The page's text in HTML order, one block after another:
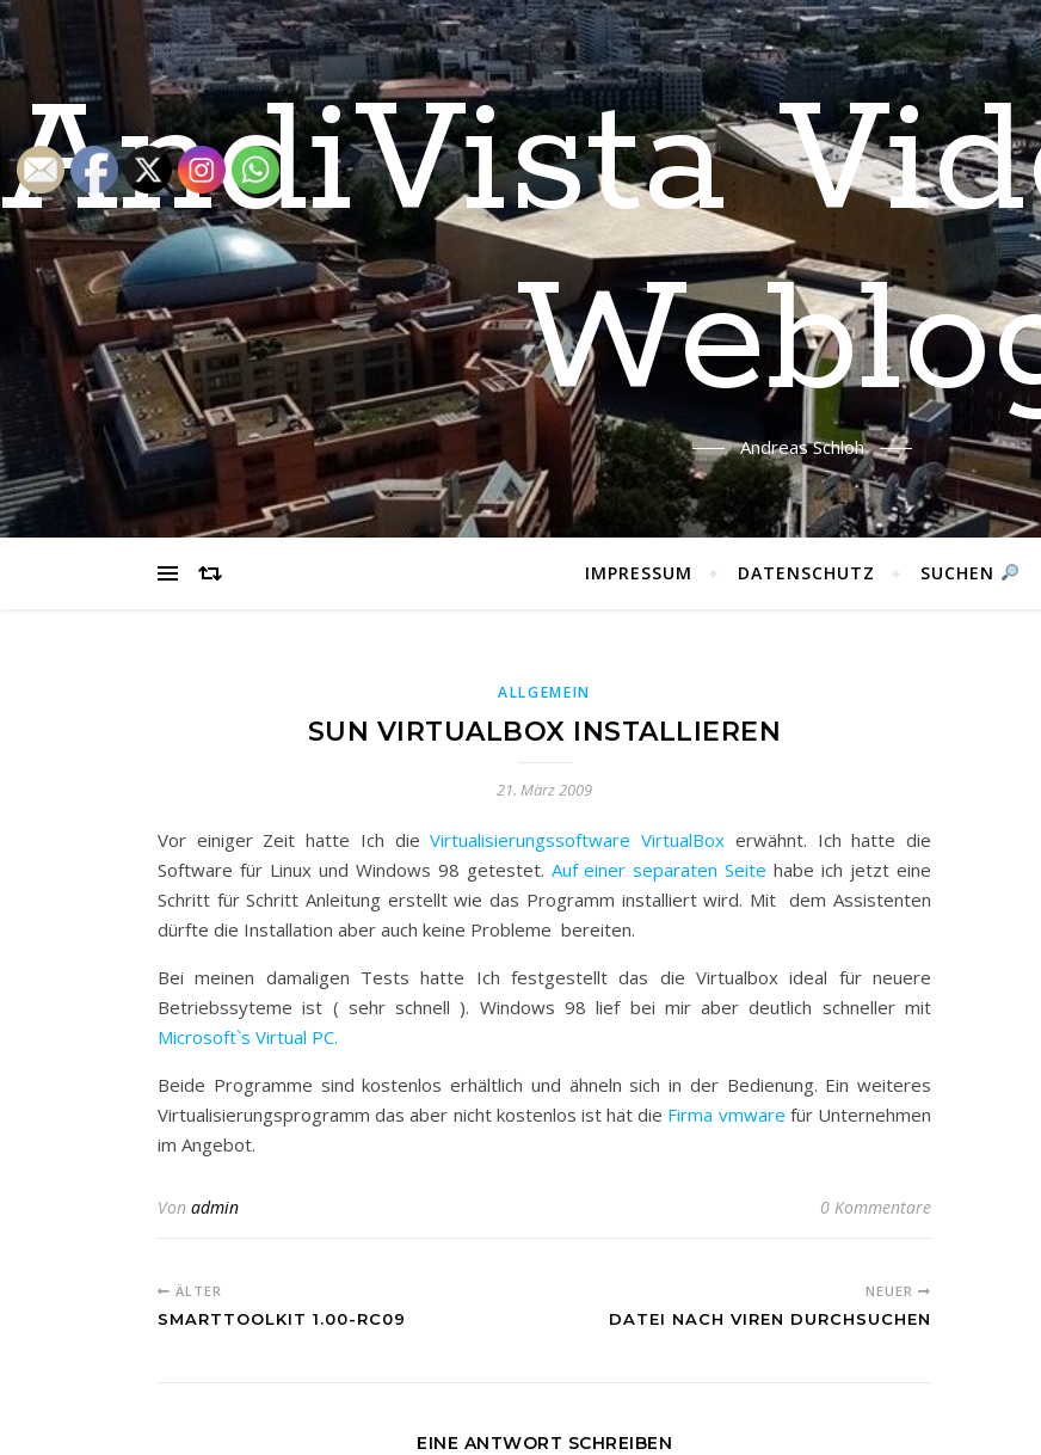
AndiVista
Andreas Schloh
IMPRESSUM DATENSCHUTZ SUCHEN
ALLGEMEIN
SUN VIRTUALBOX INSTALLIEREN
21. März 2009
Vor einiger Zeit hatte Ich dieVirtualisierungssoftware VirtualBox erwähnt. Ich hatte die
Software für Linux und Windows 98 getestet. Auf einer separaten Seite habe ich jetzt eine
Schritt für Schritt Anleitung erstellt wie das Programm installiert wird. Mit dem Assistenten
dürfte die Installation aber auch keine Probleme bereiten.
Bei meinen damaligen Tests hatte Ich festgestellt das die Virtualbox ideal für neuere
Betriebssyteme ist ( sehr schnell ). Windows 98 lief bei mir aber deutlich schneller mit
Microsoft`s Virtual PC.
Beide Programme sind kostenlos erhältlich und ähneln sich in der Bedienung. Ein weiteres
Virtualisierungsprogramm das aber nicht kostenlos ist hat die Firma vmware für Unternehmen
im Angebot.
Von admin 0 Kommentare
ÄLTER
SMARTTOOLKIT 1.00-RC09
NEUER
DATEI NACH VIREN DURCHSUCHEN
EINE ANTWORT SCHREIBEN